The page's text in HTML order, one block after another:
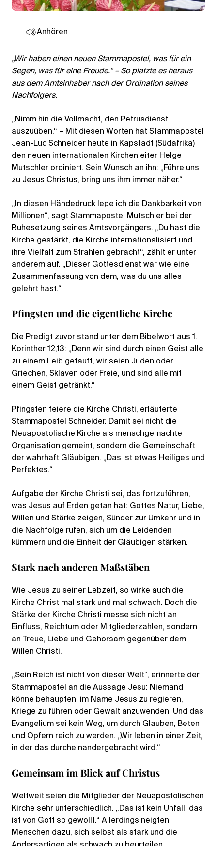
Anhören
„Wir haben einen neuen Stammapostel, was für ein
Segen, was für eine Freude.“ – So platzte es heraus
aus dem Amtsinhaber nach der Ordination seines
Nachfolgers.
„Nimm hin die Vollmacht, den Petrusdienst
auszuüben.“ – Mit diesen Worten hat Stammapostel
Jean-Luc Schneider heute in Kapstadt (Südafrika)
den neuen internationalen Kirchenleiter Helge
Mutschler ordiniert. Sein Wunsch an ihn: „Führe uns
zu Jesus Christus, bring uns ihm immer näher.“
„In diesen Händedruck lege ich die Dankbarkeit von
Millionen“, sagt Stammapostel Mutschler bei der
Ruhesetzung seines Amtsvorgängers. „Du hast die
Kirche gestärkt, die Kirche internationalisiert und
ihre Vielfalt zum Strahlen gebracht“, zählt er unter
anderem auf. „Dieser Gottesdienst war wie eine
Zusammenfassung von dem, was du uns alles
gelehrt hast.“
Pfingsten und die eigentliche Kirche
Die Predigt zuvor stand unter dem Bibelwort aus 1.
Korinther 12,13: „Denn wir sind durch einen Geist alle
zu einem Leib getauft, wir seien Juden oder
Griechen, Sklaven oder Freie, und sind alle mit
einem Geist getränkt.“
Pfingsten feiere die Kirche Christi, erläuterte
Stammapostel Schneider. Damit sei nicht die
Neuapostolische Kirche als menschgemachte
Organisation gemeint, sondern die Gemeinschaft
der wahrhaft Gläubigen. „Das ist etwas Heiliges und
Perfektes.“
Aufgabe der Kirche Christi sei, das fortzuführen,
was Jesus auf Erden getan hat: Gottes Natur, Liebe,
Willen und Stärke zeigen, Sünder zur Umkehr und in
die Nachfolge rufen, sich um die Leidenden
kümmern und die Einheit der Gläubigen stärken.
Stark nach anderen Maßstäben
Wie Jesus zu seiner Lebzeit, so wirke auch die
Kirche Christ mal stark und mal schwach. Doch die
Stärke der Kirche Christi messe sich nicht an
Einfluss, Reichtum oder Mitgliederzahlen, sondern
an Treue, Liebe und Gehorsam gegenüber dem
Willen Christi.
„Sein Reich ist nicht von dieser Welt“, erinnerte der
Stammapostel an die Aussage Jesu: Niemand
könne behaupten, im Name Jesus zu regieren,
Kriege zu führen oder Gewalt anzuwenden. Und das
Evangelium sei kein Weg, um durch Glauben, Beten
und Opfern reich zu werden. „Wir leben in einer Zeit,
in der das durcheinandergebracht wird.“
Gemeinsam im Blick auf Christus
Weltweit seien die Mitglieder der Neuapostolischen
Kirche sehr unterschiedlich. „Das ist kein Unfall, das
ist von Gott so gewollt.“ Allerdings neigten
Menschen dazu, sich selbst als stark und die